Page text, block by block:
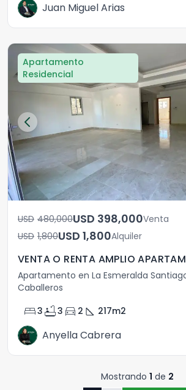
Juan Miguel Arias
Apartamento
Residencial
USD	480,000 USD	398,000Venta
USD	1,800
USD	1,800Alquiler
Apartamento en La Esmeralda
Caballeros
bed3 bathtub3 directions_car 2 square_foot 217m2
Anyella Cabrera
Mostrando 1 de 2